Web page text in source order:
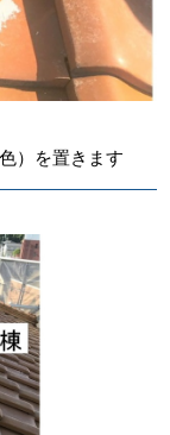
）を置きます